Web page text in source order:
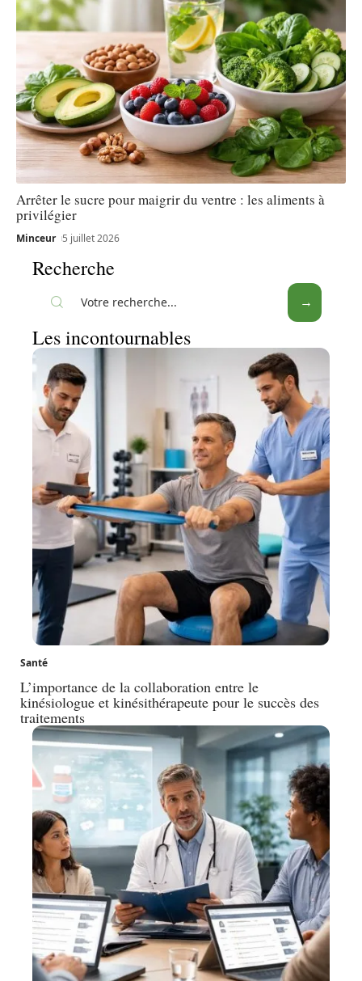
Arrêter le sucre pour maigrir du ventre : les aliments à
privilégier
Minceur 5 juillet 2026
Recherche
Les incontournables
Santé
L’importance de la collaboration entre le
kinésiologue et kinésithérapeute pour le succès des
traitements